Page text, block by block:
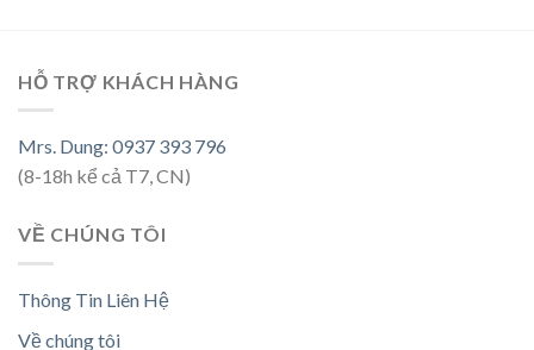
HỖ TRỢ KHÁCH HÀNG
Mrs. Dung: 0937 393 796
(8-18h kể cả T7, CN)
VỀ CHÚNG TÔI
Thông Tin Liên Hệ
Về chúng tôi